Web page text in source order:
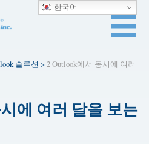
솔루션 >2 Outlook에서 동시에 여러
에 여러 달을 보는
한국어